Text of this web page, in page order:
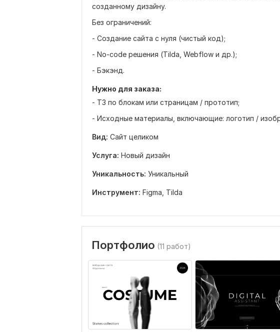
созданному дизайну.
Без ограничений:
- Создание сайта с нуля (чистый код);
- No-code решения (Tilda, Webflow и др.);
- Бэкэнд.
Нужно для заказа:
- ТЗ по блокам или страницам / прототип;
- Исходные материалы, включающие: логотип /
Вид: Сайт целиком
Услуга: Новый дизайн
Уникальность: Уникальный
Инструмент: Figma, Tilda
Портфолио (11 работ)